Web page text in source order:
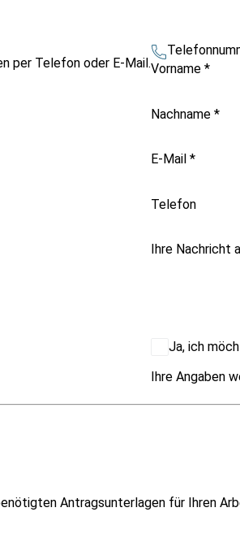
per Telefon oder E-Mail.Vorname *
Nachname *
E-Mail *
Telefon
Ihre Nachricht
Ja, ich
Ihre Angaben
Antragsunterlagen für Ihren